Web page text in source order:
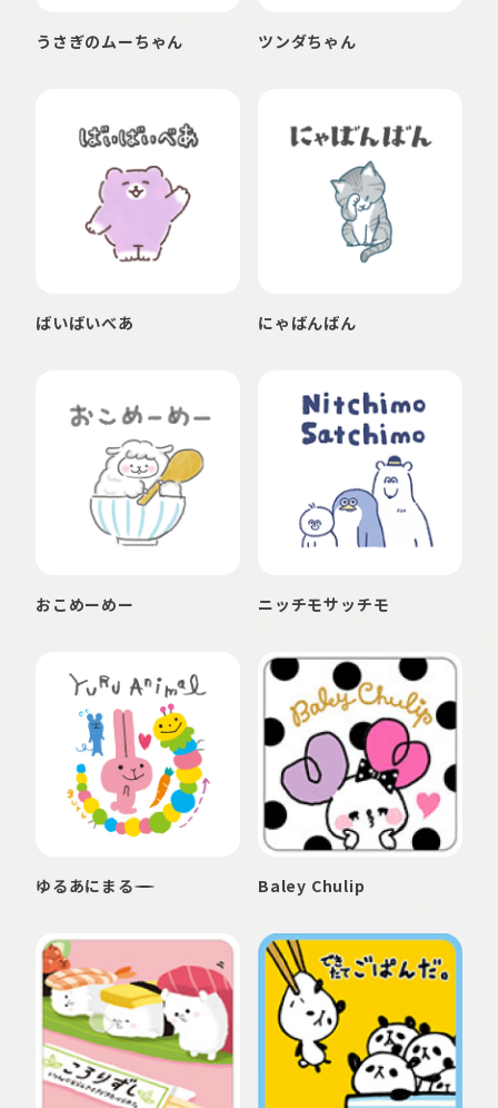
うさぎのムーちゃん ツンダちゃん
ばいばいべあ にゃばんばん
おこめーめー ニッチモサッチモ
ゆるあにまる Baley Chulip